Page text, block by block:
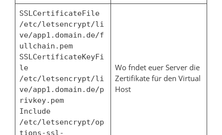
SSLCertificateFile
/etc/letsencrypt/li
ve/app1.domain.de/f
ullchain.pem
SSLCertificateKeyFi
le
/etc/letsencrypt/li
ve/app1.domain.de/p
rivkey.pem
Include
/etc/letsencrypt/op
tions-ssl-
Wo fndet euer Server die
Zertifikate für den Virtual
Host